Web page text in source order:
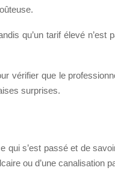
qu’un tarif élevé n’est
vérifier que le
surprises.
qui s’est passé et de
ou d’une canalisation